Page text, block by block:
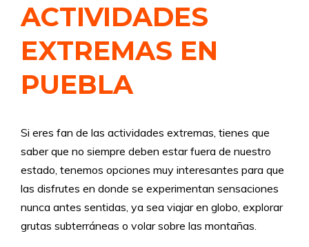
ACTIVIDADES
EXTREMAS EN
PUEBLA
Si eres fan de las actividades extremas, tienes que
saber que no siempre deben estar fuera de nuestro
estado, tenemos opciones muy interesantes para que
las disfrutes en donde se experimentan sensaciones
nunca antes sentidas, ya sea viajar en globo, explorar
grutas subterráneas o volar sobre las montañas.